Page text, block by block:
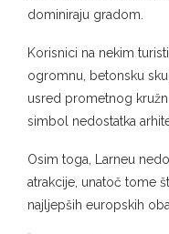
dominiraju gradom.
Korisnici na nekim
ogromnu, betonsku
usred prometnog
simbol nedostatka
Osim toga, Larneu
atrakcije, unatoč tome
najljepših europskih